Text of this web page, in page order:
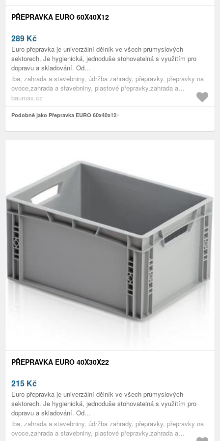
PŘEPRAVKA EURO 60X40X12
289 Kč
Euro přepravka je univerzální dělník ve všech průmyslových
sektorech. Je hygienická, jednoduše stohovatelná s využitím pro
dopravu a skladování. Od...
tba, zahrada a stavebniny, údržba zahrady, přepravky, přepravky na
ovoce,zahrada a stavebniny, plastové přepravky,zahrada a
stavebniny, přepravky,zahrada a stavebniny, pomocníci do
baumax.cz
Podobně jako Přepravka EURO 60x40x12
PŘEPRAVKA EURO 40X30X22
215 Kč
Euro přepravka je univerzální dělník ve všech průmyslových
sektorech. Je hygienická, jednoduše stohovatelná s využitím pro
dopravu a skladování. Od...
tba, zahrada a stavebniny, údržba zahrady, přepravky, přepravky na
ovoce,zahrada a stavebniny, plastové přepravky,zahrada a